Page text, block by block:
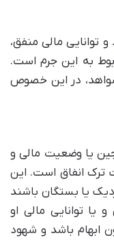
مالی منفق،
به این جرم است.
شواهد، در این خصوص
یا وضعیت مالی و
ترک انفاق است. این
یا بستگان باشند
توانایی مالی او
ابهام باشد و شهود